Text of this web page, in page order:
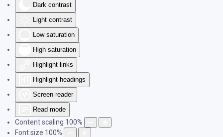
Dark contrast
Light contrast
Low saturation
High saturation
Highlight links
Highlight headings
Screen reader
Read mode
Content scaling 100%
Font size 100%